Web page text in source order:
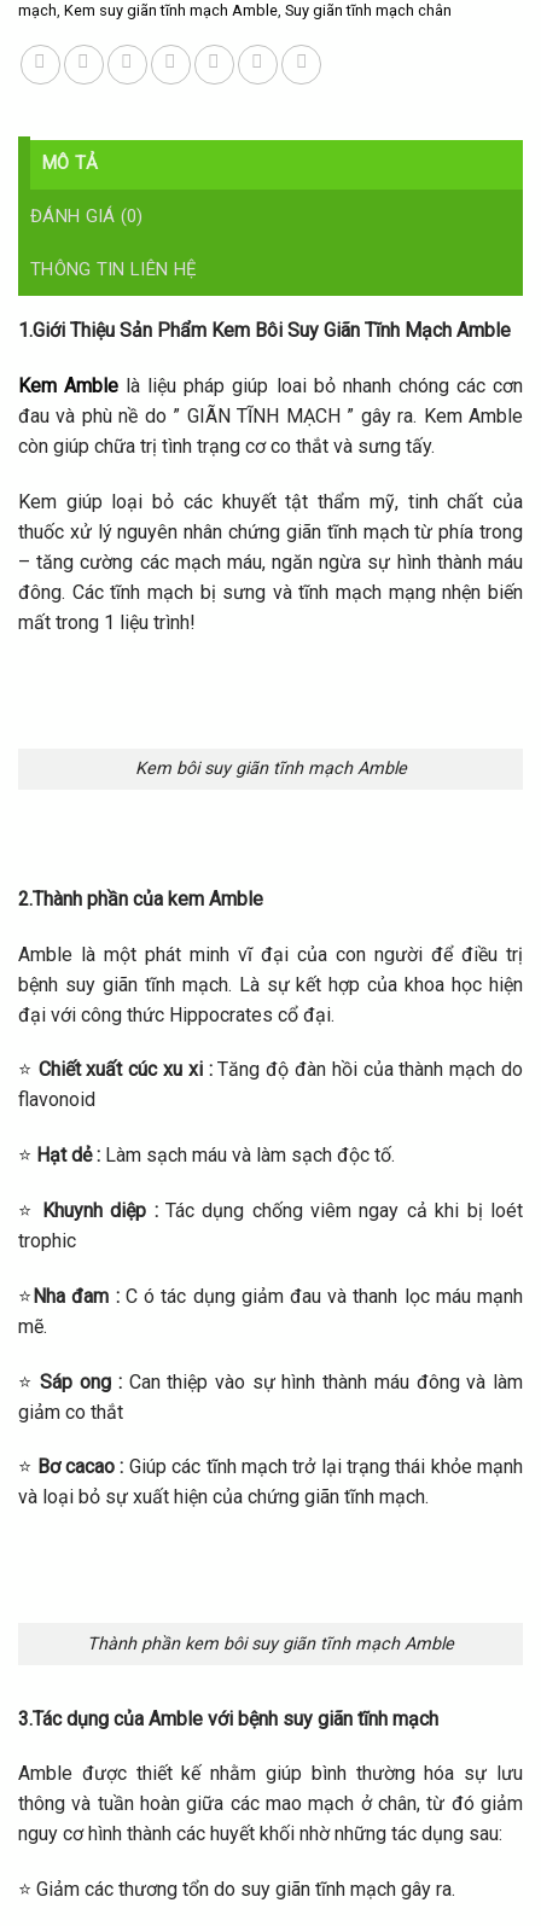
mạch, Kem suy giãn tĩnh mạch Amble, Suy giãn tĩnh mạch chân
MÔ TẢ
ĐÁNH GIÁ (0)
THÔNG TIN LIÊN HỆ
1.Giới Thiệu Sản Phẩm Kem Bôi Suy Giãn Tĩnh Mạch Amble
Kem Amble là liệu pháp giúp loai bỏ nhanh chóng các cơn
đau và phù nề do ” GIÃN TĨNH MẠCH ” gây ra. Kem Amble
còn giúp chữa trị tình trạng cơ co thắt và sưng tấy.
Kem giúp loại bỏ các khuyết tật thẩm mỹ, tinh chất của
thuốc xử lý nguyên nhân chứng giãn tĩnh mạch từ phía trong
– tăng cường các mạch máu, ngăn ngừa sự hình thành máu
đông. Các tĩnh mạch bị sưng và tĩnh mạch mạng nhện biến
mất trong 1 liệu trình!
Kem bôi suy giãn tĩnh mạch Amble
2.Thành phần của kem Amble
Amble là một phát minh vĩ đại của con người để điều trị
bệnh suy giãn tĩnh mạch. Là sự kết hợp của khoa học hiện
đại với công thức Hippocrates cổ đại.
⭐ Chiết xuất cúc xu xi :Tăng độ đàn hồi của thành mạch do
flavonoid
⭐ Hạt dẻ : Làm sạch máu và làm sạch độc tố.
⭐ Khuynh diệp :Tác dụng chống viêm ngay cả khi bị loét
trophic
⭐Nha đam :C ó tác dụng giảm đau và thanh lọc máu mạnh
mẽ.
⭐Sáp ong :Can thiệp vào sự hình thành máu đông và làm
giảm co thắt
⭐ Bơ cacao : Giúp các tĩnh mạch trở lại trạng thái khỏe mạnh
và loại bỏ sự xuất hiện của chứng giãn tĩnh mạch.
Thành phần kem bôi suy giãn tĩnh mạch Amble
3.Tác dụng của Amble với bệnh suy giãn tĩnh mạch
Amble được thiết kế nhằm giúp bình thường hóa sự lưu
thông và tuần hoàn giữa các mao mạch ở chân, từ đó giảm
nguy cơ hình thành các huyết khối nhờ những tác dụng sau:
⭐ Giảm các thương tổn do suy giãn tĩnh mạch gây ra.